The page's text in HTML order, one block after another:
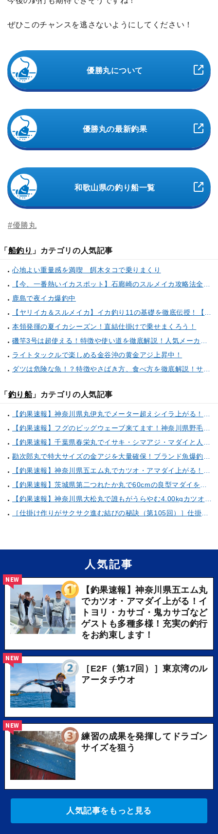
ぜひこのチャンスを逃さないようにしてください！
優勝丸について
優勝丸の最新釣果
和歌山県の釣り船一覧
#優勝丸
「 船釣り 」カテゴリの人気記事
心地よい重量感を満喫 餌木タコで乗りまくり
鹿島で夜イカ爆釣中
本領発揮の夏イカシーズン！直結仕掛けで乗せまくろう！
ライトタックルで楽しめる金谷沖の黄金アジ上昇中！
「 釣り船」カテゴリの人気記事
人気記事
【釣果速報】神奈川県五エム丸
でカツオ・アマダイ上がる！イ
トヨリ・カサゴ・鬼カサゴなど
ゲストも多種多様！充実の釣行
をお約束します！
NEW
［E2F（第17回）］東京湾のル
アータチウオ
NEW
練習の成果を発揮してドラゴン
サイズを狙う
NEW
人気記事をもっと見る